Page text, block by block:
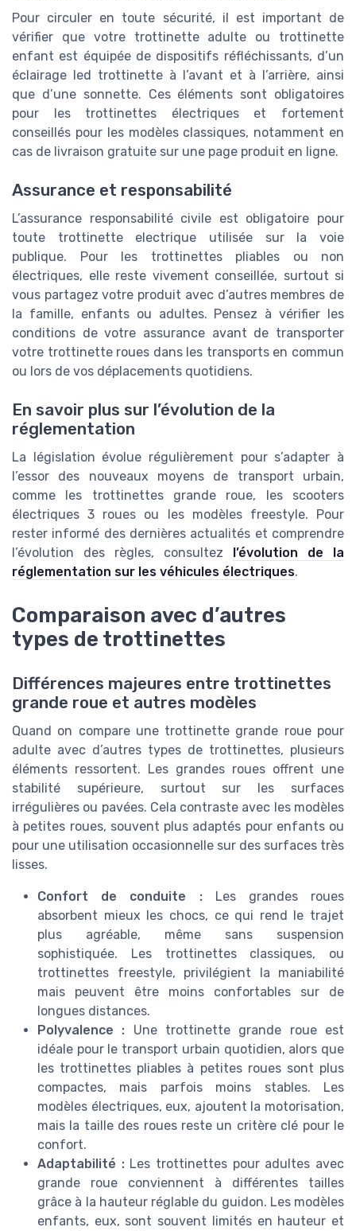
Pour circuler en toute sécurité, il est important de
vérifier que votre trottinette adulte ou trottinette
enfant est équipée de dispositifs réfléchissants, d’un
éclairage led trottinette à l’avant et à l’arrière, ainsi
que d’une sonnette. Ces éléments sont obligatoires
pour les trottinettes électriques et fortement
conseillés pour les modèles classiques, notamment en
cas de livraison gratuite sur une page produit en ligne.
Assurance et responsabilité
L’assurance responsabilité civile est obligatoire pour
toute trottinette electrique utilisée sur la voie
publique. Pour les trottinettes pliables ou non
électriques, elle reste vivement conseillée, surtout si
vous partagez votre produit avec d’autres membres de
la famille, enfants ou adultes. Pensez à vérifier les
conditions de votre assurance avant de transporter
votre trottinette roues dans les transports en commun
ou lors de vos déplacements quotidiens.
En savoir plus sur l’évolution de la
réglementation
La législation évolue régulièrement pour s’adapter à
l’essor des nouveaux moyens de transport urbain,
comme les trottinettes grande roue, les scooters
électriques 3 roues ou les modèles freestyle. Pour
rester informé des dernières actualités et comprendre
l’évolution des règles, consultez
l’évolution de la
réglementation sur les véhicules électriques.
Comparaison avec d’autres
types de trottinettes
Différences majeures entre trottinettes
grande roue et autres modèles
Quand on compare une trottinette grande roue pour
adulte avec d’autres types de trottinettes, plusieurs
éléments ressortent. Les grandes roues offrent une
stabilité supérieure, surtout sur les surfaces
irrégulières ou pavées. Cela contraste avec les modèles
à petites roues, souvent plus adaptés pour enfants ou
pour une utilisation occasionnelle sur des surfaces très
lisses.
Confort de conduite :Les grandes roues
absorbent mieux les chocs, ce qui rend le trajet
plus agréable, même sans suspension
sophistiquée. Les trottinettes classiques, ou
trottinettes freestyle, privilégient la maniabilité
mais peuvent être moins confortables sur de
longues distances.
Polyvalence : Une trottinette grande roue est
idéale pour le transport urbain quotidien, alors que
les trottinettes pliables à petites roues sont plus
compactes, mais parfois moins stables. Les
modèles électriques, eux, ajoutent la motorisation,
mais la taille des roues reste un critère clé pour le
confort.
Adaptabilité :Les trottinettes pour adultes avec
grande roue conviennent à différentes tailles
grâce à la hauteur réglable du guidon. Les modèles
enfants, eux, sont souvent limités en hauteur et